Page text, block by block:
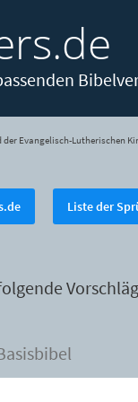
Evangelisch-Lutherischen
Liste der